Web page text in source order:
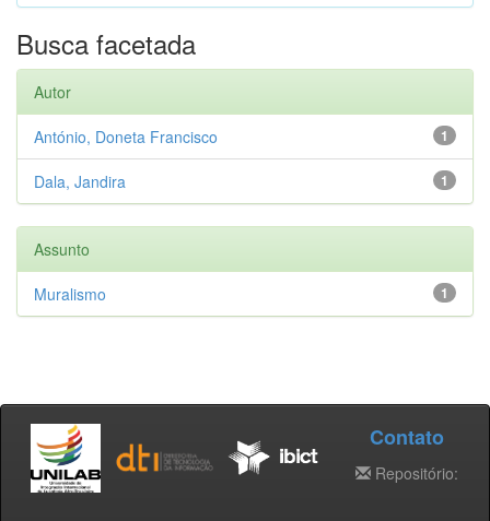
Busca facetada
Autor
1
António, Doneta Francisco
1
Dala, Jandira
Assunto
1
Muralismo
Contato
Repositório: